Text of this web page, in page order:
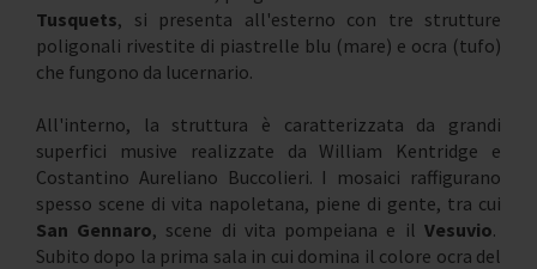
Tusquets, si presenta all'esterno con tre strutture
poligonali rivestite di piastrelle blu (mare) e ocra (tufo)
che fungono da lucernario.
All'interno, la struttura è caratterizzata da grandi
superfici musive realizzate da William Kentridge e
Costantino Aureliano Buccolieri. I mosaici raffigurano
spesso scene di vita napoletana, piene di gente, tra cui
San Gennaro, scene di vita pompeiana e il Vesuvio.
Subito dopo la prima sala in cui domina il colore ocra del